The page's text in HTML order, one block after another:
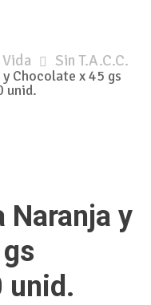
Sin T.A.C.C.
Chocolate x 45 gs
unid.
Naranja y
unid.